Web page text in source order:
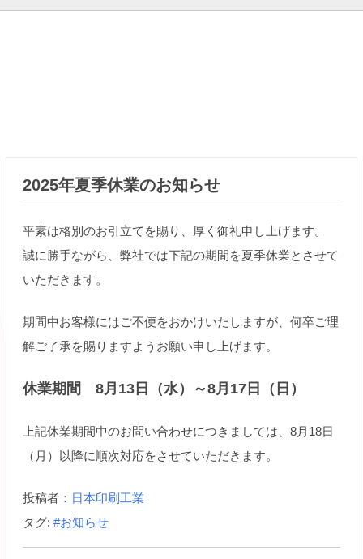
2025年夏季休業のお知らせ
平素は格別のお引立てを賜り、厚く御礼申し上げます。
誠に勝手ながら、弊社では下記の期間を夏季休業とさせて
いただきます。
期間中お客様にはご不便をおかけいたしますが、何卒ご理
解ご了承を賜りますようお願い申し上げます。
休業期間 8月13日（水）～8月17日（日）
上記休業期間中のお問い合わせにつきましては、8月18日
（月）以降に順次対応をさせていただきます。
投稿者： 日本印刷工業
タグ: #お知らせ